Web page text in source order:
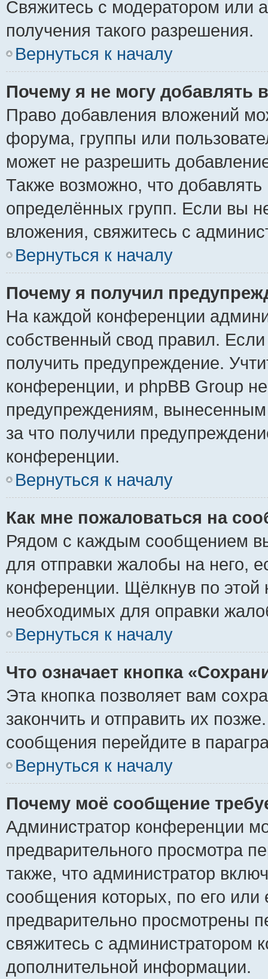
Свяжитесь с модератором или
получения такого разрешения.
Вернуться к началу
Почему я не могу добавлять
Право добавления вложений
форума, группы или
может не разрешить
Также возможно, что
определённых групп. Если вы
вложения, свяжитесь с
Вернуться к началу
Почему я получил
На каждой конференции
собственный свод правил.
получить предупреждение.
конференции, и phpBB Group
предупреждениям,
за что получили
конференции.
Вернуться к началу
Как мне пожаловаться на
Рядом с каждым сообщением
для отправки жалобы на него,
конференции. Щёлкнув по этой
необходимых для оправки
Вернуться к началу
Что означает кнопка
Эта кнопка позволяет вам
закончить и отправить их
сообщения перейдите в
Вернуться к началу
Почему моё сообщение
Администратор конференции
предварительного просмотра
также, что администратор
сообщения которых, по его
предварительно просмотрены
свяжитесь с администратором
дополнительной информации.